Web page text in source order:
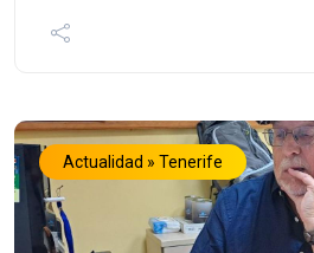
Actualidad » Tenerife